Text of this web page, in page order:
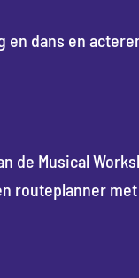
dans en
de Musical
routeplanner met